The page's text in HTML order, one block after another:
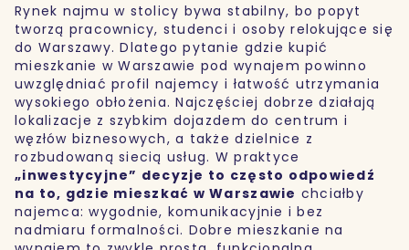
Rynek najmu w stolicy bywa stabilny, bo popyt
tworzą pracownicy, studenci i osoby relokujące się
do Warszawy. Dlatego pytanie gdzie kupić
mieszkanie w Warszawie pod wynajem powinno
uwzględniać profil najemcy i łatwość utrzymania
wysokiego obłożenia. Najczęściej dobrze działają
lokalizacje z szybkim dojazdem do centrum i
węzłów biznesowych, a także dzielnice z
rozbudowaną siecią usług. W praktyce
„inwestycyjne” decyzje to często odpowiedź
na to, gdzie mieszkać w Warszawie chciałby
najemca: wygodnie, komunikacyjnie i bez
nadmiaru formalności. Dobre mieszkanie na